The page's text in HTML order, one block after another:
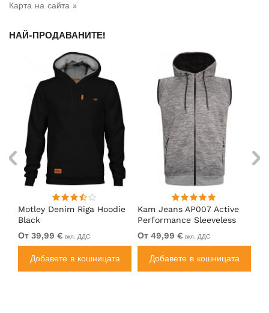
Карта на сайта »
НАЙ-ПРОДАВАНИТЕ!
Motley Denim Riga Hoodie
Black
От 39,99 € вкл. ДДС
Добавете в кошницата
Kam Jeans AP007 Active
Performance Sleeveless
Hoody Grey
От 49,99 € вкл. ДДС
Добавете в кошницата